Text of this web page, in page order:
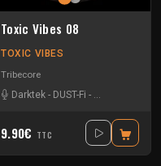
Toxic Vibes 08
TOXIC VIBES
Tribecore
Darktek - DUST-Fi - Vinsouille
9.90€ TTC